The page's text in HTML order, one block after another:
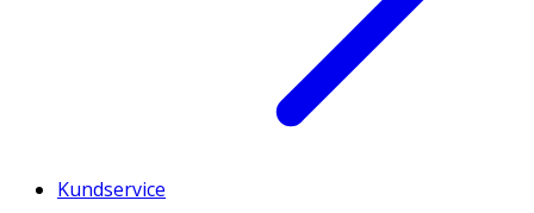
Kundservice